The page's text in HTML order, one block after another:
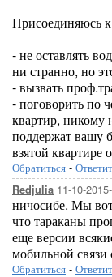
Присоединяюсь
- не оставлять
ни странно, но
- вызвать
- поговорить по
квартир, никому
поддержат вашу
взятой квартире
Обратиться -
Redjulia 11-10-
ничосибе. Мы
что тараканы
еще версии
мобильной
Обратиться -